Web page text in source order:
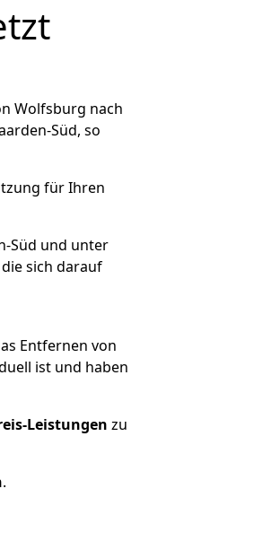
Wolfsburg nach
Süd, so
für Ihren
Süd und unter
sich darauf
Entfernen von
ist und haben
Leistungen zu
.